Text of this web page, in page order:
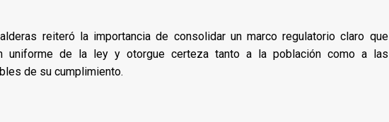
reiteró la importancia de consolidar un marco regulatorio claro que
uniforme de la ley y otorgue certeza tanto a la población como a las
de su cumplimiento.